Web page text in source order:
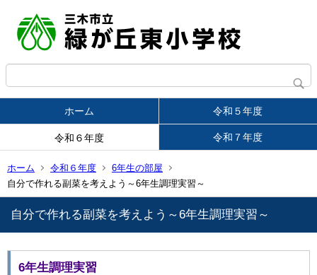
ホーム 令和５年度
令和６年度 令和７年度
ホーム 令和６年度
6年生の部屋
自分で作れる副菜を考えよう～6年生調理実習～
自分で作れる副菜を考えよう～6年生調理実習～
6年生調理実習